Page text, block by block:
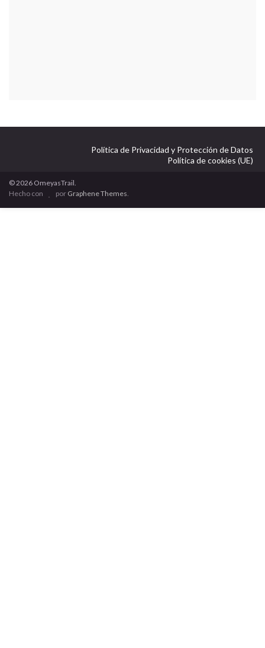
Política de Privacidad y Protección de Datos
Política de cookies (UE)
© 2026 OmeyasTrail.
Hecho con
por Graphene Themes